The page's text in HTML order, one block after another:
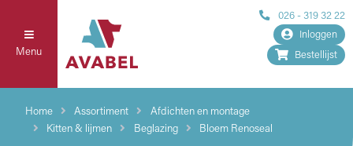
Menu
026 - 319 32 22
Inloggen
Bestellijst
Home Assortiment
Afdichten en montage
Kitten & lijmen
Beglazing Bloem Renoseal